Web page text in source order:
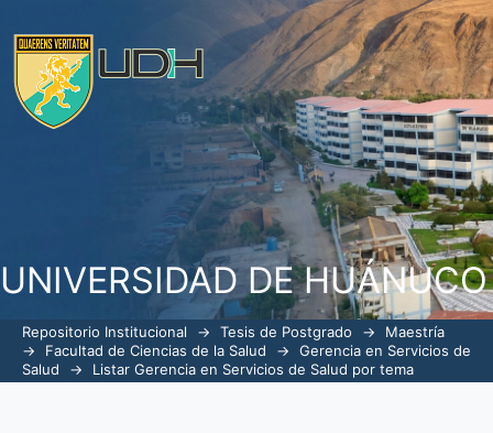
UNIVERSIDAD DE HUÁNUCO
ListarGerencia en Servicios de Salud
Repositorio Institucional → Tesis de Postgrado →
Maestría
→
Facultad de Ciencias de la Salud →
Gerencia en Servicios de
Salud
→ Listar Gerencia en Servicios de Salud por tema